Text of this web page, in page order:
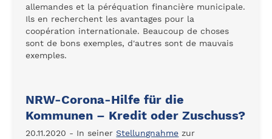
allemandes et la péréquation financière municipale.
Ils en recherchent les avantages pour la
coopération internationale. Beaucoup de choses
sont de bons exemples, d'autres sont de mauvais
exemples.
NRW-Corona-Hilfe für die
Kommunen – Kredit oder Zuschuss?
20.11.2020 - In seinerStellungnahme zur